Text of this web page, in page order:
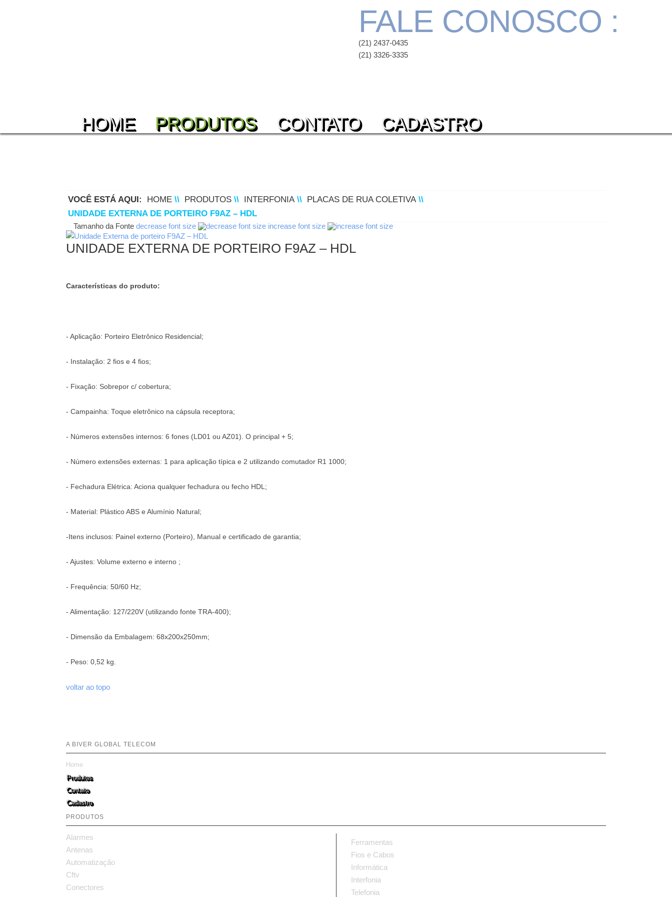
FALE CONOSCO :
(21) 2437-0435
(21) 3326-3335
HOME PRODUTOS CONTATO CADASTRO
VOCÊ ESTÁ AQUI: HOME \\ PRODUTOS \\ INTERFONIA \\ PLACAS DE RUA COLETIVA \\
UNIDADE EXTERNA DE PORTEIRO F9AZ – HDL
Tamanho da Fonte decrease font size increase font size
UNIDADE EXTERNA DE PORTEIRO F9AZ – HDL
Características do produto:
- Aplicação: Porteiro Eletrônico Residencial;
- Instalação: 2 fios e 4 fios;
- Fixação: Sobrepor c/ cobertura;
- Campainha: Toque eletrônico na cápsula receptora;
- Números extensões internos: 6 fones (LD01 ou AZ01). O principal + 5;
- Número extensões externas: 1 para aplicação típica e 2 utilizando comutador R1 1000;
- Fechadura Elétrica: Aciona qualquer fechadura ou fecho HDL;
- Material: Plástico ABS e Alumínio Natural;
-Itens inclusos: Painel externo (Porteiro), Manual e certificado de garantia;
- Ajustes: Volume externo e interno ;
- Frequência: 50/60 Hz;
- Alimentação: 127/220V (utilizando fonte TRA-400);
- Dimensão da Embalagem: 68x200x250mm;
- Peso: 0,52 kg.
voltar ao topo
A BIVER GLOBAL TELECOM
Home
Produtos
Contato
Cadastro
PRODUTOS
Alarmes
Antenas
Automatização
Cftv
Conectores
Ferramentas
Fios e Cabos
Informática
Interfonia
Telefonia